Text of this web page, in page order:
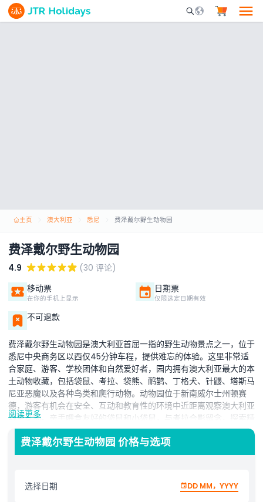
Mobile Search
主页 澳大利亚 悉尼 费泽戴尔野生动物园
费泽戴尔野生动物园
4.9
(30 评论)
移动票
在你的手机上显示
日期票
仅限选定日期有效
不可退款
费泽戴尔野生动物园是澳大利亚首屈一指的野生动物景点之一，位于
悉尼中央商务区以西仅45分钟车程，提供难忘的体验。这里非常适
合家庭、游客、学校团体和自然爱好者，园内拥有澳大利亚最大的本
土动物收藏，包括袋鼠、考拉、袋熊、鸸鹋、丁格犬、针鼹、塔斯马
尼亚恶魔以及各种鸟类和爬行动物。动物园位于新南威尔士州顿赛
德，游客有机会在安全、互动和教育性的环境中近距离观察澳大利亚
野生动物。亲手喂食友好的袋鼠和小袋鼠，与考拉合影留念，探索精
心设计的展览，重现澳大利亚最具标志性物种的自然栖息地。这个获
奖的野生动物园以其对保护、动物福利和公众教育的专注而闻名。费
泽戴尔通过繁育计划和保护合作，积极保护濒危本土物种。动物园还
大利亚独特的生态系统。费泽戴尔野生动物园交通便利，可驾车或乘
坐公共交通到达，设有游客友好设施，包括有遮荫的步道、野餐区、
阅读更多
费泽戴尔野生动物园 价格与选项
选择日期 DD MM，YYYY